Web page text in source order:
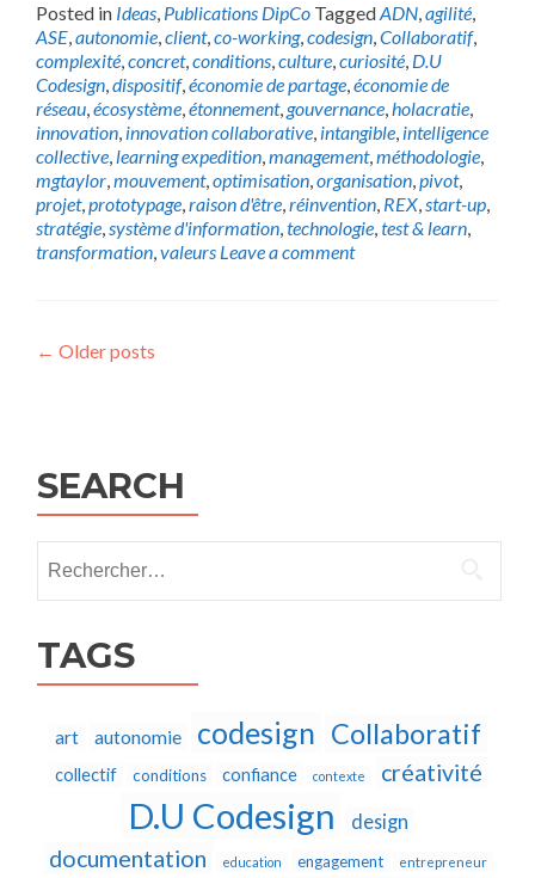
Posted in Ideas, Publications DipCo TaggedADN,agilité,
ASE,autonomie,client,co-working,codesign,Collaboratif,
complexité,concret,conditions,culture,curiosité, D.U
Codesign,dispositif,économie de partage,économie de
réseau,écosystème,étonnement,gouvernance,holacratie,
innovation, innovation collaborative, intangible, intelligence
collective, learning expedition,management,méthodologie,
mgtaylor,mouvement,optimisation,organisation,pivot,
projet,prototypage,raison d'être,réinvention, REX,start-up,
stratégie,système d'information,technologie,test & learn,
transformation,valeurs Leave a comment
Posts
← Older posts
SEARCH
TAGS
art autonomie codesign Collaboratif
collectif conditions confiance contexte créativité
D.U Codesign design
documentation education engagement entrepreneur